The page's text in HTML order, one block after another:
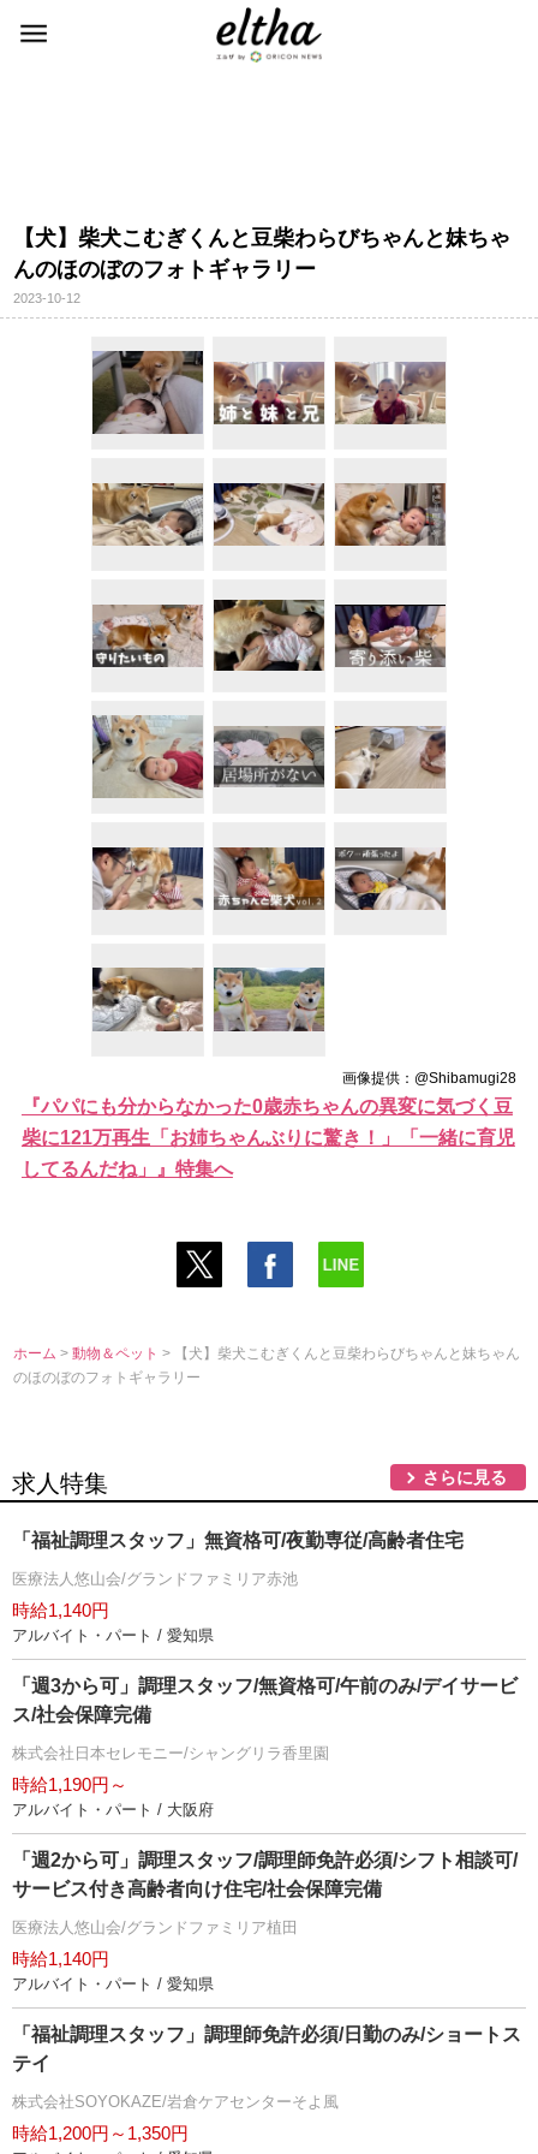
【犬】柴犬こむぎくんと豆柴わらびちゃんと妹ちゃ
んのほのぼのフォトギャラリー
2023-10-12
画像提供：@Shibamugi28
『パパにも分からなかった0歳赤ちゃんの異変に気づく豆
柴に121万再生「お姉ちゃんぶりに驚き！」「一緒に育児
してるんだね」』特集へ
ホーム >動物＆ペット> 【犬】柴犬こむぎくんと豆柴わらびちゃんと妹ちゃん
のほのぼのフォトギャラリー
求人特集 さらに見る
「福祉調理スタッフ」無資格可/夜勤専従/高齢者住宅
医療法人悠山会/グランドファミリア赤池
時給1,140円
アルバイト・パート / 愛知県
「週3から可」調理スタッフ/無資格可/午前のみ/デイサービ
ス/社会保障完備
株式会社日本セレモニー/シャングリラ香里園
時給1,190円～
アルバイト・パート / 大阪府
「週2から可」調理スタッフ/調理師免許必須/シフト相談可/
サービス付き高齢者向け住宅/社会保障完備
医療法人悠山会/グランドファミリア植田
時給1,140円
アルバイト・パート / 愛知県
「福祉調理スタッフ」調理師免許必須/日勤のみ/ショートス
テイ
株式会社SOYOKAZE/岩倉ケアセンターそよ風
時給1,200円～1,350円